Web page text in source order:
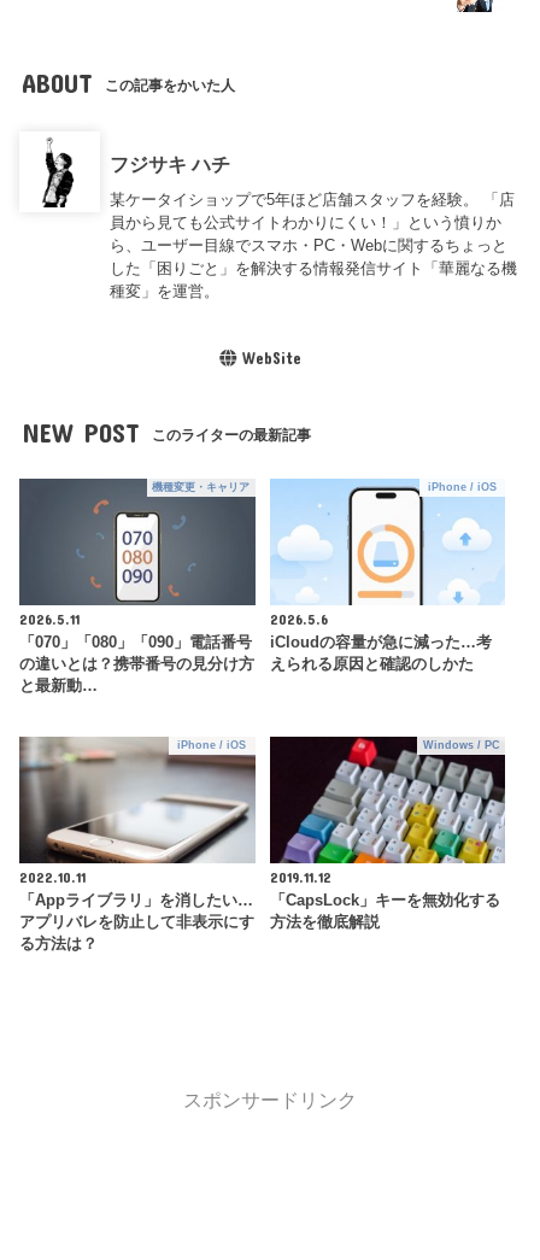
ABOUT この記事をかいた人
フジサキ ハチ
某ケータイショップで5年ほど店舗スタッフを経験。 「店
員から見ても公式サイトわかりにくい！」という憤りか
ら、ユーザー目線でスマホ・PC・Webに関するちょっと
した「困りごと」を解決する情報発信サイト「華麗なる機
種変」を運営。
WebSite
NEW POST このライターの最新記事
機種変更・キャリア
2026.5.11
「070」「080」「090」電話番号
の違いとは？携帯番号の見分け方
と最新動…
iPhone / iOS
2026.5.6
iCloudの容量が急に減った…考
えられる原因と確認のしかた
iPhone / iOS
2022.10.11
「Appライブラリ」を消したい…
アプリバレを防止して非表示にす
る方法は？
Windows / PC
2019.11.12
「CapsLock」キーを無効化する
方法を徹底解説
スポンサードリンク